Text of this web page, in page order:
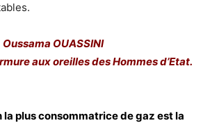
Oussama OUASSINI
aux oreilles des Hommes d’Etat.
la plus consommatrice de gaz est la